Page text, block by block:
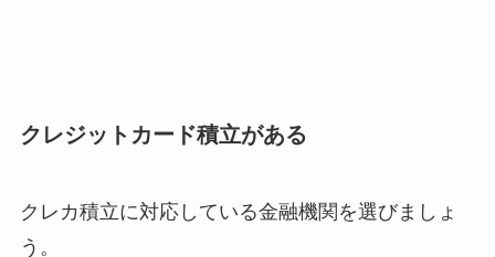
クレジットカード積立がある
クレカ積立に対応している金融機関を選びましょ
う。